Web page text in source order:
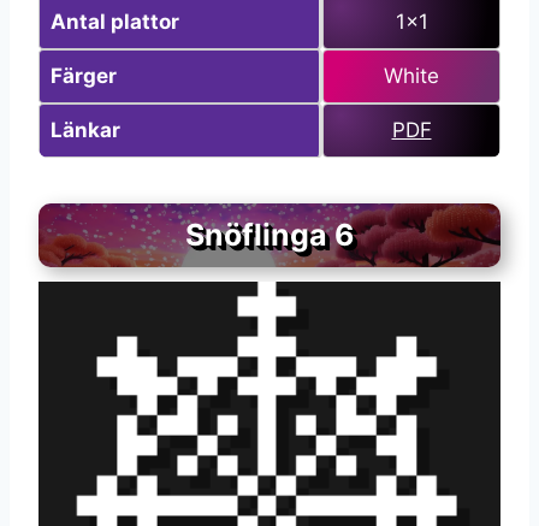
Antal plattor 1×1
Färger White
Länkar PDF
Snöflinga 6